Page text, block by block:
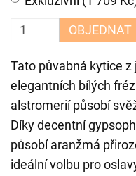
OBJEDNAT
Tato půvabná kytice
elegantních bílých
alstromerií působí
Díky decentní
působí aranžmá
ideální volbu pro